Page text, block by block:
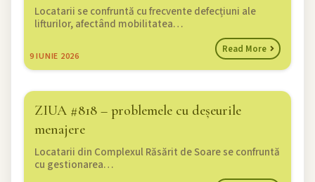
9 IUNIE 2026
Locatarii se confruntă cu frecvente defecțiuni ale
lifturilor, afectând mobilitatea…
Read More
ZIUA #818 – problemele cu deșeurile
menajere
Locatarii din Complexul Răsărit de Soare se confruntă
cu gestionarea…